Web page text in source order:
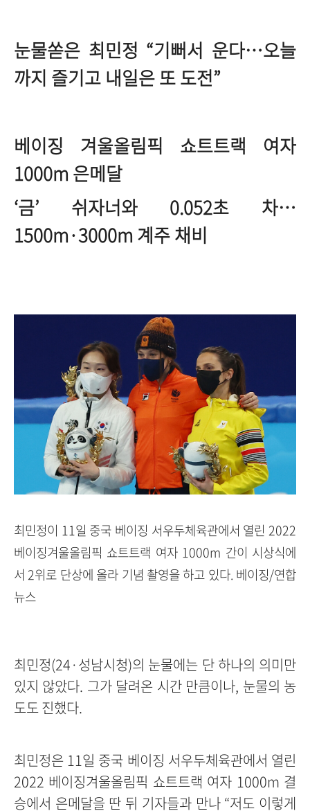
눈물쏟은 최민정 “기뻐서 운다…오늘
까지 즐기고 내일은 또 도전”
베이징 겨울올림픽 쇼트트랙 여자
1000m 은메달
‘금’ 쉬자너와 0.052초 차…
1500m·3000m 계주 채비
최민정이 11일 중국 베이징 서우두체육관에서 열린 2022
베이징겨울올림픽 쇼트트랙 여자 1000m 간이 시상식에
서 2위로 단상에 올라 기념 촬영을 하고 있다. 베이징/연합
뉴스
최민정(24·성남시청)의 눈물에는 단 하나의 의미만
있지 않았다. 그가 달려온 시간 만큼이나, 눈물의 농
도도 진했다.
최민정은 11일 중국 베이징 서우두체육관에서 열린
2022 베이징겨울올림픽 쇼트트랙 여자 1000m 결
승에서 은메달을 딴 뒤 기자들과 만나 “저도 이렇게